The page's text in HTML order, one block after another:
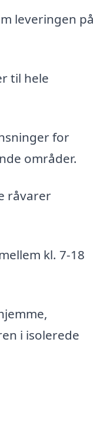
leveringen på
til hele
for
områder.
råvarer
kl. 7-18
i isolerede